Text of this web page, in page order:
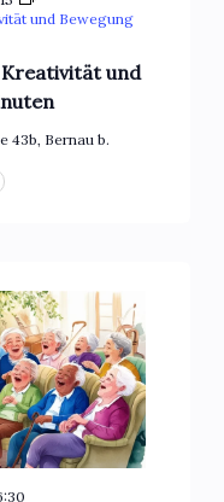
und
und Bewegung
43b, Bernau b.